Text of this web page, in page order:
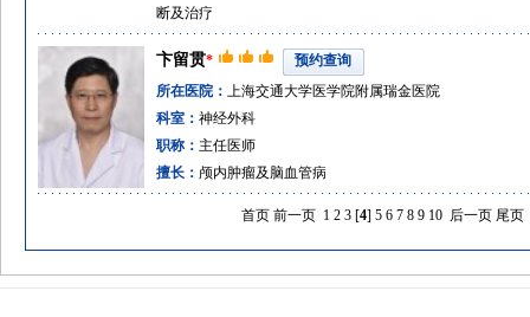
断及治疗
卞留贯*
预约查询
所在医院： 上海交通大学医学院附属瑞金医院
科室： 神经外科
职称： 主任医师
擅长： 颅内肿瘤及脑血管病
首页 前一页 1 2 3 [4] 5 6 7 8 9 10 后一页 尾页